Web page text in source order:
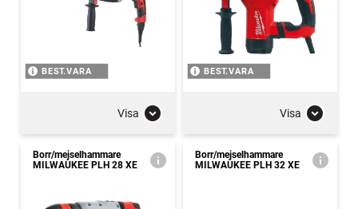
BEST.VARA
Visa
BEST.VARA
Visa
Borr/mejselhammare
MILWAUKEE PLH 28 XE
Borr/mejselhammare
MILWAUKEE PLH 32 XE